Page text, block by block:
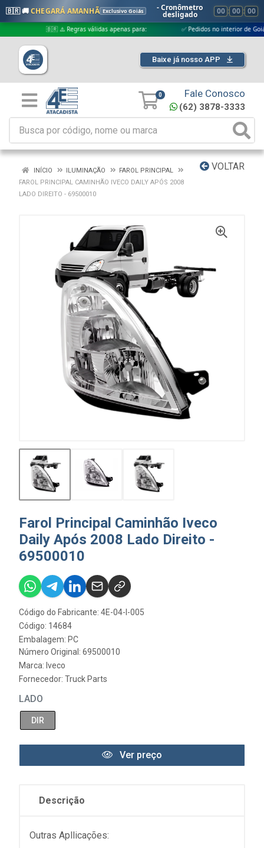
🇧🇷 🚚CHEGARÁ AMANHÃ Exclusivo Goiás - Cronômetro
desligado 00 : 00 : 00
🇧🇷 ⚠️ Regras válidas apenas para: ✅ Pedidos no interior de Goiás
Baixe já nosso APP
0 Fale Conosco
(62) 3878-3333
VOLTAR
INÍCIO ILUMINAÇÃO
FAROL PRINCIPAL
FAROL PRINCIPAL CAMINHÃO IVECO DAILY APÓS 2008
LADO DIREITO - 69500010
Farol Principal Caminhão Iveco
Daily Após 2008 Lado Direito -
69500010
Código do Fabricante: 4E-04-I-005
Código: 14684
Embalagem: PC
Número Original: 69500010
Marca: Iveco
Fornecedor: Truck Parts
LADO
DIR
Ver preço
Descrição
Outras Apllicações: